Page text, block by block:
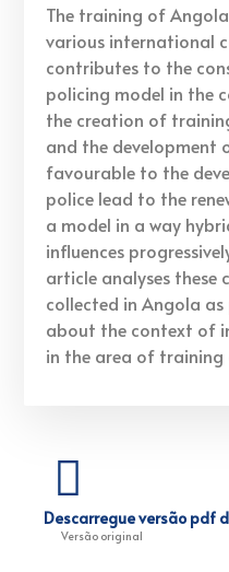
The training of
various international
contributes to the
policing model in the
the creation of
and the development
favourable to the
police lead to the
a model in a way
influences
article analyses these
collected in Angola
about the context of
in the area of training
Descarregue versão pdf
Versão original